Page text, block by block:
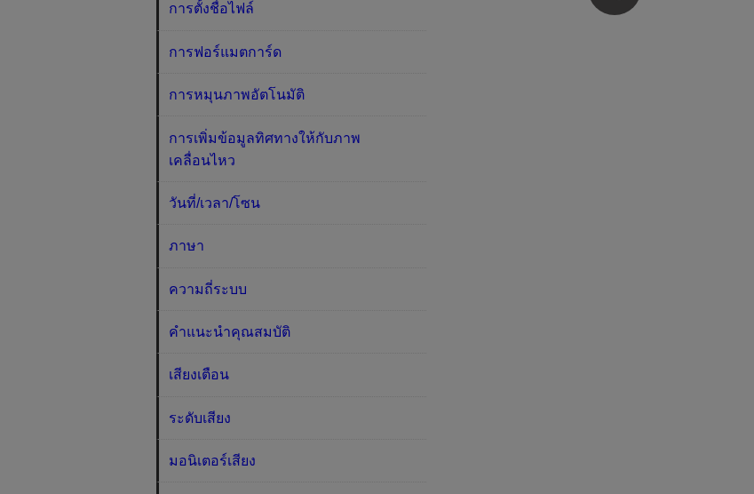
การตั้งชื่อไฟล์
การฟอร์แมตการ์ด
การหมุนภาพอัตโนมัติ
การเพิ่มข้อมูลทิศทางให้กับภาพ
เคลื่อนไหว
วันที่/เวลา/โซน
ภาษา
ความถี่ระบบ
คำแนะนำคุณสมบัติ
เสียงเตือน
ระดับเสียง
มอนิเตอร์เสียง